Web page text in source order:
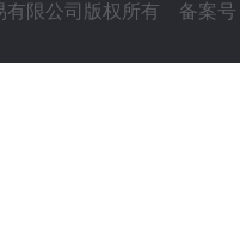
有限公司版权所有 备案